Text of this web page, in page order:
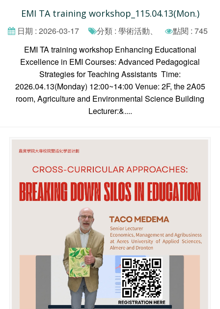
EMI TA training workshop_115.04.13(Mon.)
日期 : 2026-03-17 分類 : 學術活動、
點閱 : 745
EMI TA training workshop Enhancing Educational
Excellence in EMI Courses: Advanced Pedagogical
Strategies for Teaching Assistants Time:
2026.04.13(Monday) 12:00~14:00 Venue: 2F, the 2A05
room, Agriculture and Environmental Science Building
Lecturer:&....